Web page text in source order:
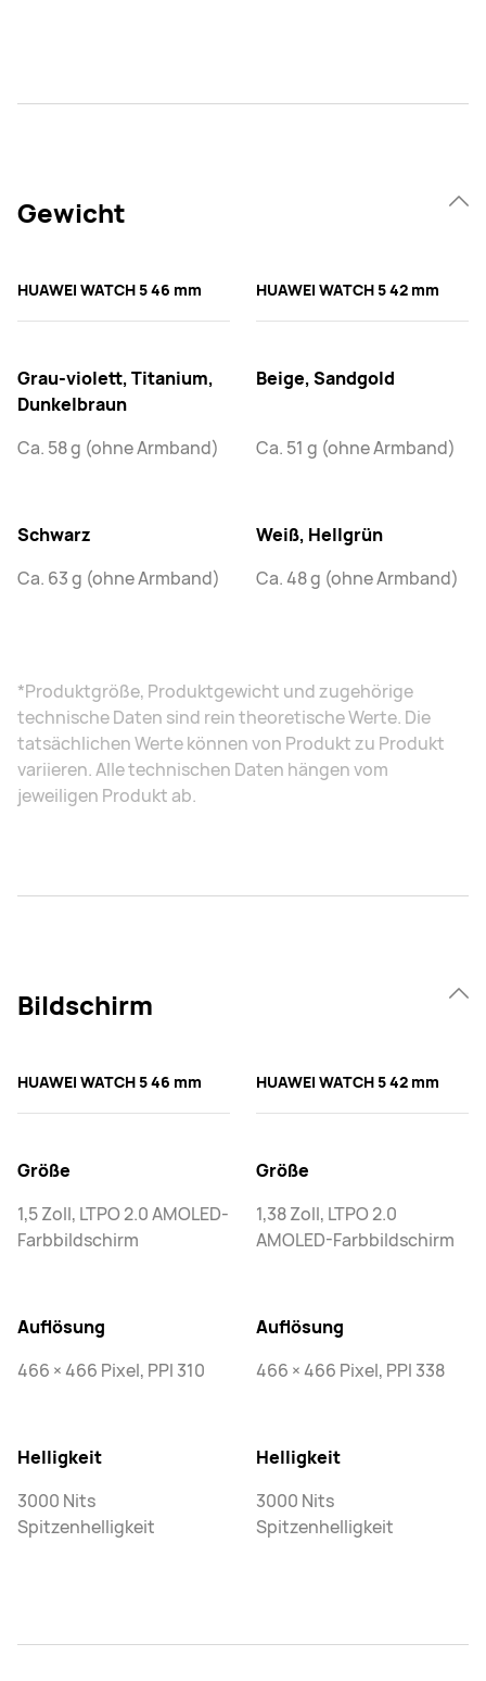
Gewicht
HUAWEI WATCH 5 46 mm
Grau-violett, Titanium,
Dunkelbraun
Ca. 58 g (ohne Armband)
Schwarz
Ca. 63 g (ohne Armband)
HUAWEI WATCH 5 42 mm
Beige, Sandgold
Ca. 51 g (ohne Armband)
Weiß, Hellgrün
Ca. 48 g (ohne Armband)
*Produktgröße, Produktgewicht und zugehörige
technische Daten sind rein theoretische Werte. Die
tatsächlichen Werte können von Produkt zu Produkt
variieren. Alle technischen Daten hängen vom
jeweiligen Produkt ab.
Bildschirm
HUAWEI WATCH 5 46 mm
Größe
1,5 Zoll, LTPO 2.0 AMOLED-
Farbbildschirm
Auflösung
466 × 466 Pixel, PPI 310
Helligkeit
3000 Nits
Spitzenhelligkeit
HUAWEI WATCH 5 42 mm
Größe
1,38 Zoll, LTPO 2.0
AMOLED-Farbbildschirm
Auflösung
466 × 466 Pixel, PPI 338
Helligkeit
3000 Nits
Spitzenhelligkeit